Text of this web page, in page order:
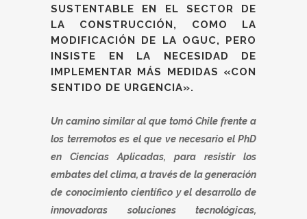
SUSTENTABLE EN EL SECTOR DE
LA CONSTRUCCIÓN, COMO LA
MODIFICACIÓN DE LA OGUC, PERO
INSISTE EN LA NECESIDAD DE
IMPLEMENTAR MÁS MEDIDAS «CON
SENTIDO DE URGENCIA».
Un camino similar al que tomó Chile frente a
los terremotos es el que ve necesario el PhD
en Ciencias Aplicadas, para resistir los
embates del clima, a través de la generación
de conocimiento científico y el desarrollo de
innovadoras soluciones tecnológicas,